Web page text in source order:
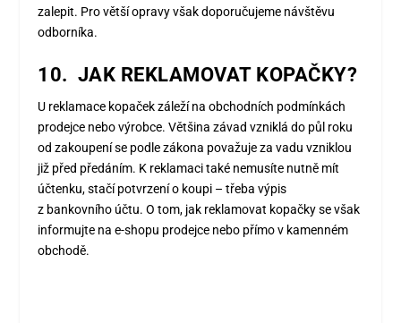
zalepit. Pro větší opravy však doporučujeme návštěvu
odborníka.
10. JAK REKLAMOVAT KOPAČKY?
U reklamace kopaček záleží na obchodních podmínkách
prodejce nebo výrobce. Většina závad vzniklá do půl roku
od zakoupení se podle zákona považuje za vadu vzniklou
již před předáním. K reklamaci také nemusíte nutně mít
účtenku, stačí potvrzení o koupi – třeba výpis
z bankovního účtu. O tom, jak reklamovat kopačky se však
informujte na e-shopu prodejce nebo přímo v kamenném
obchodě.